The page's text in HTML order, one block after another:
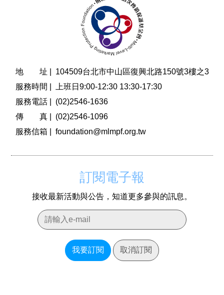
地 址 |
104509台北市中山區復興北路150號3樓之3
服務時間 |
上班日9:00-12:30 13:30-17:30
服務電話 |
(02)2546-1636
傳 真 |
(02)2546-1096
服務信箱 |
foundation@mlmpf.org.tw
訂閱電子報
接收最新活動與公告，知道更多參與的訊息。
我要訂閱 取消訂閱